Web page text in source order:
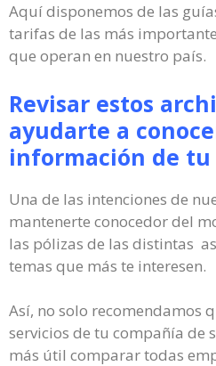
Aquí disponemos de las
tarifas de las más
que operan en nuestro país.
Revisar estos
ayudarte a
información de tu
Una de las intenciones de
mantenerte conocedor del
las pólizas de las distintas
temas que más te interesen.
Así, no solo recomendamos
servicios de tu compañía de
más útil comparar todas